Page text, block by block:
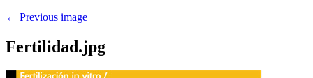
← Previous image
Fertilidad.jpg